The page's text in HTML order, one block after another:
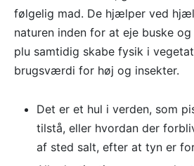
følgelig mad. De hjælper ved
naturen inden for at eje buske
plu samtidig skabe fysik i
brugsværdi for høj og insekter.
Det er et hul i verden, som
tilstå, eller hvordan der
af sted salt, efter at tyn er